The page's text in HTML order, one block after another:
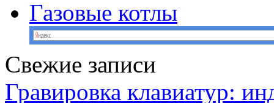
Газовые котлы
Свежие записи
Гравировка клавиатур: